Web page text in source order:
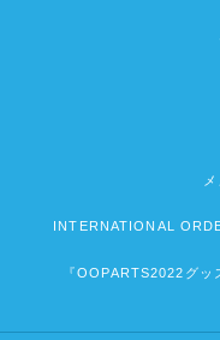
INTERNATIONAL
『OOPARTS2022グ